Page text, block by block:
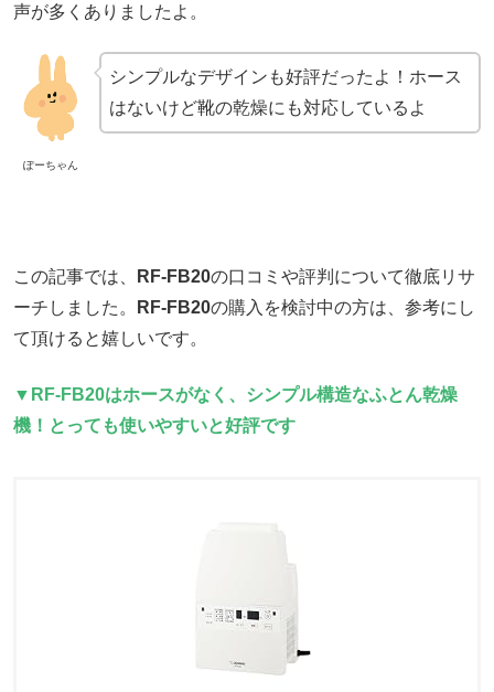
声が多くありましたよ。
ぽーちゃん
シンプルなデザインも好評だったよ！ホース
はないけど靴の乾燥にも対応しているよ
この記事では、 RF-FB20の口コミや評判について徹底リサ
ーチしました。
RF-FB20の購入を検討中の方は、参考にし
て頂けると嬉しいです。
▼RF-FB20はホースがなく、シンプル構造なふとん乾燥
機！とっても使いやすいと好評です